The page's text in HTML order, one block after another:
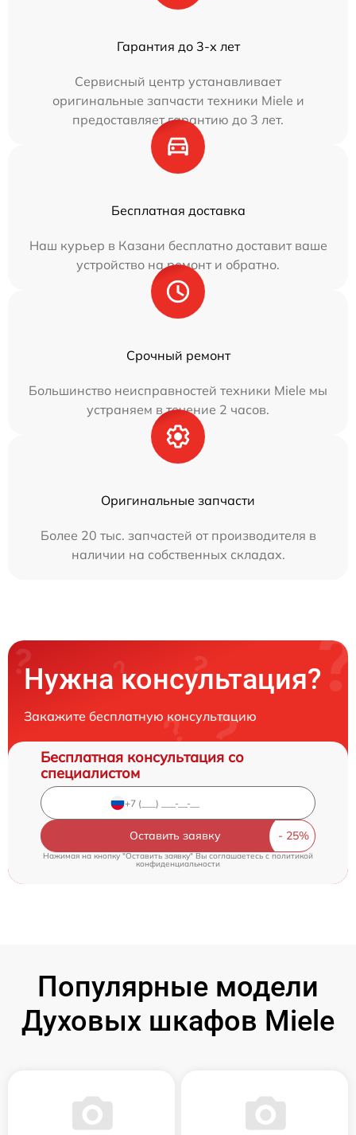
Гарантия до 3-х лет
Сервисный центр устанавливает
оригинальные запчасти техники Miele и
предоставляет гарантию до 3 лет.
Бесплатная доставка
Наш курьер в Казани бесплатно доставит ваше
устройство на ремонт и обратно.
Срочный ремонт
Большинство неисправностей техники Miele мы
устраняем в течение 2 часов.
Оригинальные запчасти
Более 20 тыс. запчастей от производителя в
наличии на собственных складах.
Нужна консультация?
Закажите бесплатную консультацию
Бесплатная консультация со
специалистом
Оставить заявку
Нажимая на кнопку "Оставить заявку" Вы соглашаетесь cполитикой
конфиденциальности
Популярные модели
Духовых шкафов Miele